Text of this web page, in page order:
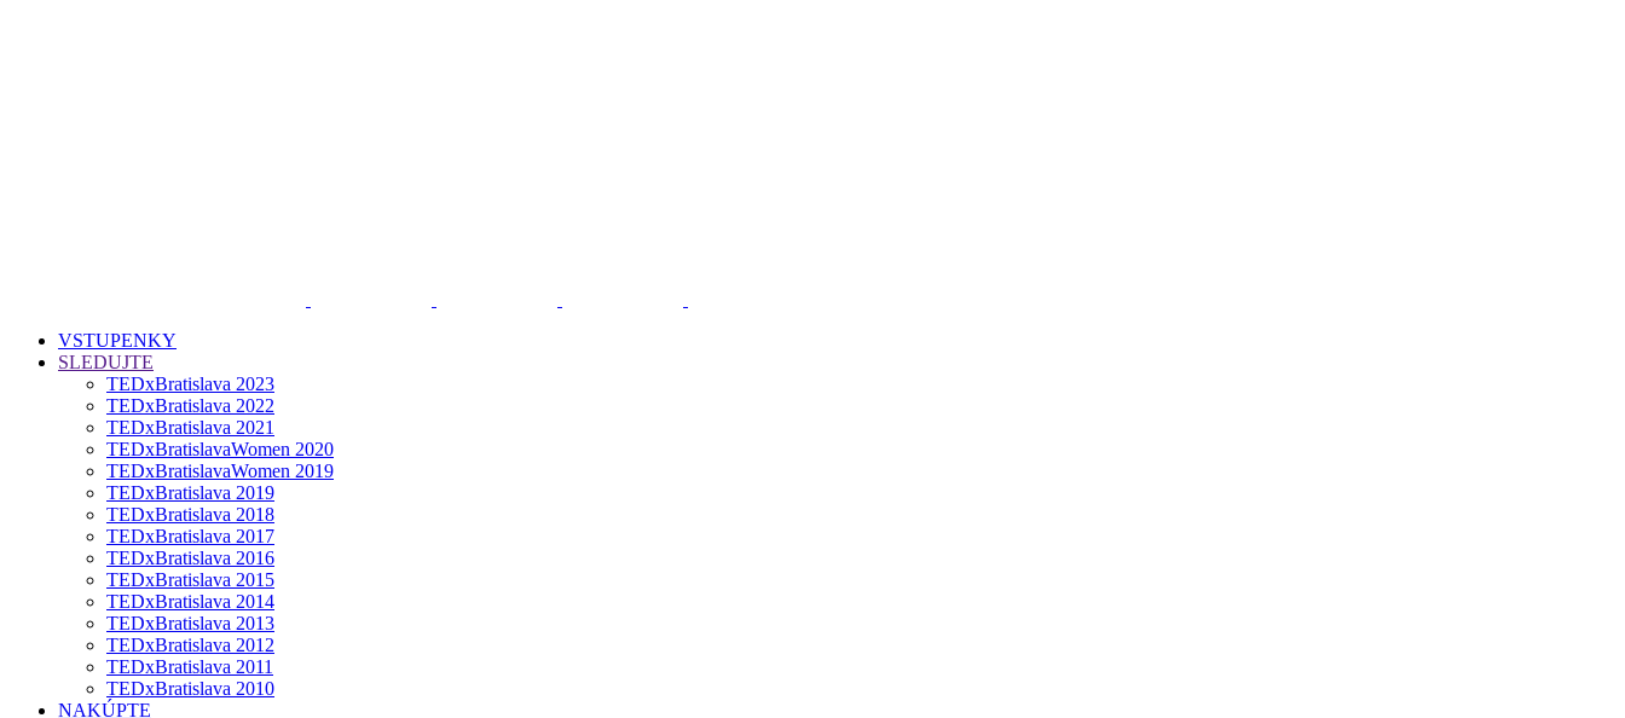
VSTUPENKY
SLEDUJTE
TEDxBratislava 2023
TEDxBratislava 2022
TEDxBratislava 2021
TEDxBratislavaWomen 2020
TEDxBratislavaWomen 2019
TEDxBratislava 2019
TEDxBratislava 2018
TEDxBratislava 2017
TEDxBratislava 2016
TEDxBratislava 2015
TEDxBratislava 2014
TEDxBratislava 2013
TEDxBratislava 2012
TEDxBratislava 2011
TEDxBratislava 2010
NAKÚPTE